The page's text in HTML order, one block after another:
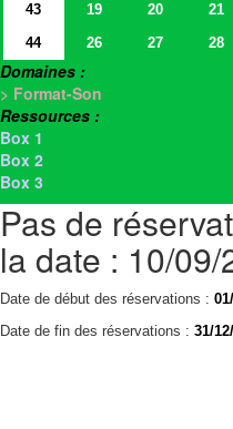
43
19 20 21
44
26 27 28
Domaines :
> Format-Son
Ressources :
Box 1
Box 2
Box 3
Pas de
la date : 10/09/
Date de début des réservations :
Date de fin des réservations : 31/